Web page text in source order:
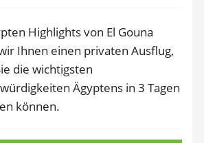
Highlights von El Gouna
Ihnen einen privaten Ausflug,
die wichtigsten
Ägyptens in 3 Tagen
können.